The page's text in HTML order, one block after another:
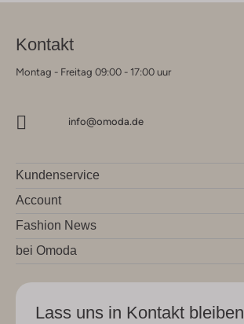
Kontakt
Montag - Freitag 09:00 - 17:00 uur
info@omoda.de
Kundenservice
Account
Fashion News
bei Omoda
Lass uns in Kontakt bleiben